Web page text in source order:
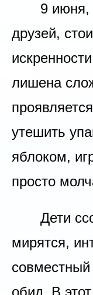
9
друзей,
лишена
утешить
яблоком,
просто
Дети
мирятся,
обид. В